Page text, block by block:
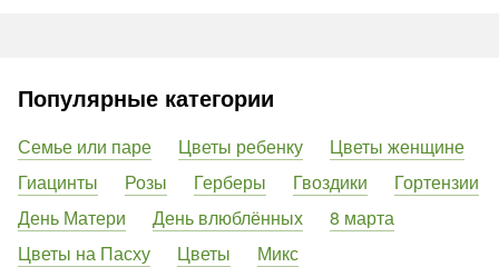
Популярные категории
Семье или паре Цветы ребенку
Цветы женщине
Гиацинты
Розы Герберы Гвоздики
Гортензии
День Матери
День влюблённых
8 марта
Цветы на Пасху
Цветы Микс